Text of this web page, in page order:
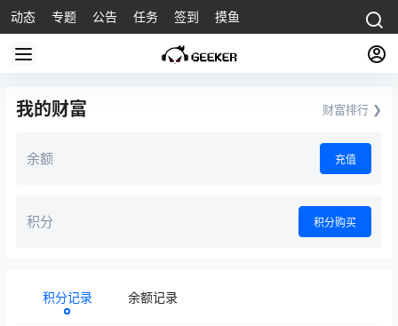
动态 专题 公告 任务 签到 摸鱼
我的财富 财富排行 ❯
余额 充值
积分 积分购买
积分记录 余额记录